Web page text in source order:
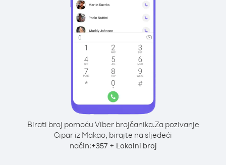
Birati broj pomoću Viber brojčanika.Za pozivanje
Cipar iz Makao, birajte na sljedeći
način:+357+ Lokalni broj